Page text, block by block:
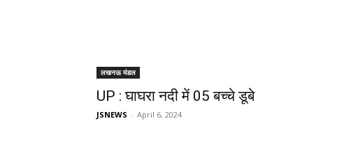
लखनऊ मंडल
UP : घाघरा नदी में 05 बच्चे डूबे
JSNEWS - April 6, 2024